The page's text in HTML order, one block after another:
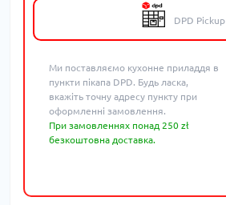
DPD Pickup
Ми поставляємо кухонне приладдя в
пункти пікапа DPD. Будь ласка,
вкажіть точну адресу пункту при
оформленні замовлення.
При замовленнях понад 250 zł
безкоштовна доставка.